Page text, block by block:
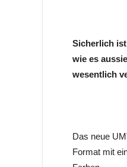
Sicherlich
wie es
wesentlich
Das neue
Format mit